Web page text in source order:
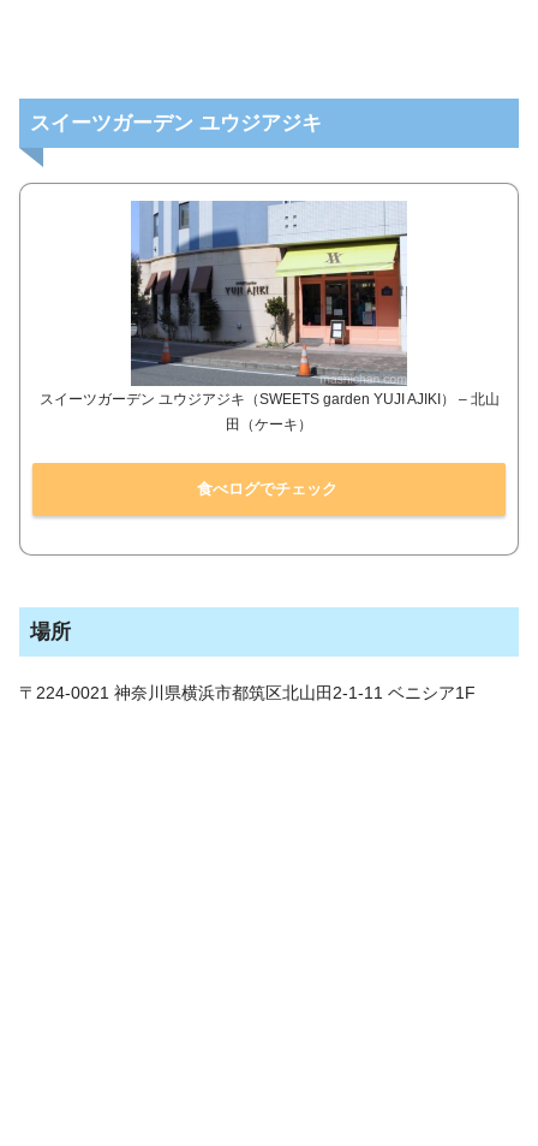
スイーツガーデン ユウジアジキ
スイーツガーデン ユウジアジキ（SWEETS garden YUJI AJIKI） – 北山
田（ケーキ）
食べログでチェック
場所
〒224-0021 神奈川県横浜市都筑区北山田2-1-11 ベニシア1F